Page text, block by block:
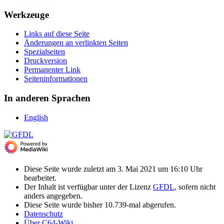
Werkzeuge
Links auf diese Seite
Änderungen an verlinkten Seiten
Spezialseiten
Druckversion
Permanenter Link
Seiten­­informationen
In anderen Sprachen
English
Diese Seite wurde zuletzt am 3. Mai 2021 um 16:10 Uhr
bearbeitet.
Der Inhalt ist verfügbar unter der Lizenz GFDL, sofern nicht
anders angegeben.
Diese Seite wurde bisher 10.739-mal abgerufen.
Datenschutz